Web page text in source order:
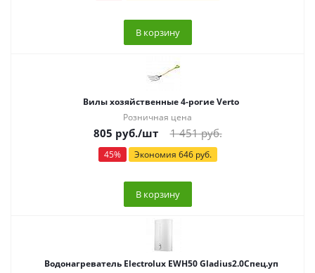
В корзину
Вилы хозяйственные 4-рогие Verto
Розничная цена
805 руб./шт 1 451руб.
45% Экономия 646руб.
В корзину
Водонагреватель Electrolux EWH50 Gladius2.0Спец.уп